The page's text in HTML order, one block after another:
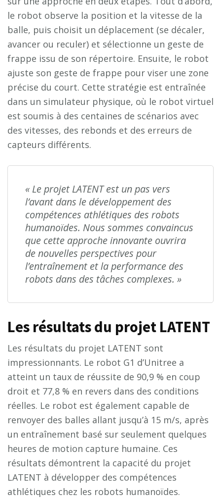
le robot observe la position et la vitesse de la
balle, puis choisit un déplacement (se décaler,
avancer ou reculer) et sélectionne un geste de
frappe issu de son répertoire. Ensuite, le robot
ajuste son geste de frappe pour viser une zone
précise du court. Cette stratégie est entraînée
dans un simulateur physique, où le robot virtuel
est soumis à des centaines de scénarios avec
des vitesses, des rebonds et des erreurs de
capteurs différents.
« Le projet LATENT est un pas vers
l’avant dans le développement des
compétences athlétiques des robots
humanoïdes. Nous sommes convaincus
que cette approche innovante ouvrira
de nouvelles perspectives pour
l’entraînement et la performance des
robots dans des tâches complexes. »
Les résultats du projet LATENT
Les résultats du projet LATENT sont
impressionnants. Le robot G1 d’Unitree a
atteint un taux de réussite de 90,9 % en coup
droit et 77,8 % en revers dans des conditions
réelles. Le robot est également capable de
renvoyer des balles allant jusqu’à 15 m/s, après
un entraînement basé sur seulement quelques
heures de motion capture humaine. Ces
résultats démontrent la capacité du projet
LATENT à développer des compétences
athlétiques chez les robots humanoïdes.